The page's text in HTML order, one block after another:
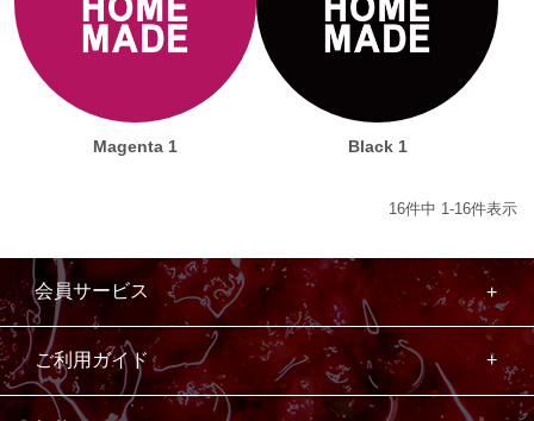
Magenta 1 Black 1
16件中 1-16件表示
会員サービス
ご利用ガイド